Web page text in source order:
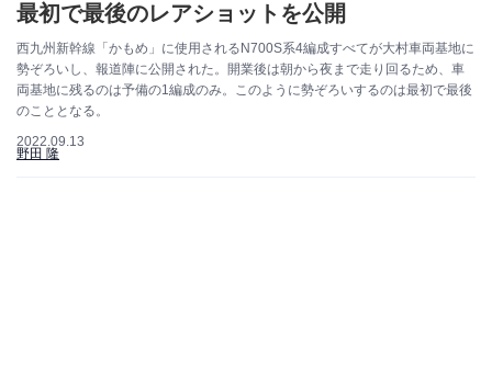
最初で最後のレアショットを公開
西九州新幹線「かもめ」に使用されるN700S系4編成すべてが大村車両基地に
勢ぞろいし、報道陣に公開された。開業後は朝から夜まで走り回るため、車
両基地に残るのは予備の1編成のみ。このように勢ぞろいするのは最初で最後
のこととなる。
2022.09.13
野田 隆